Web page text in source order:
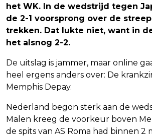
het WK. In de wedstrijd tegen
de 2-1 voorsprong over de
trekken. Dat lukte niet, want in
het alsnog 2-2.
De uitslag is jammer, maar online
heel ergens anders over: De
Memphis Depay.
Nederland begon sterk aan de
Malen kreeg de voorkeur boven
de spits van AS Roma had binnen 2